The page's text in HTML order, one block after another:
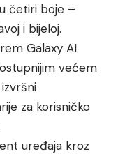
četiri boje –
i bijeloj.
Galaxy AI
većem
izvršni
za korisničko
uređaja kroz